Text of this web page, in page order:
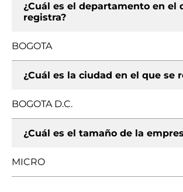
¿Cuál es el departamento en el
registra?
BOGOTA
¿Cuál es la ciudad en el que se
BOGOTA D.C.
¿Cuál es el tamaño de la
MICRO